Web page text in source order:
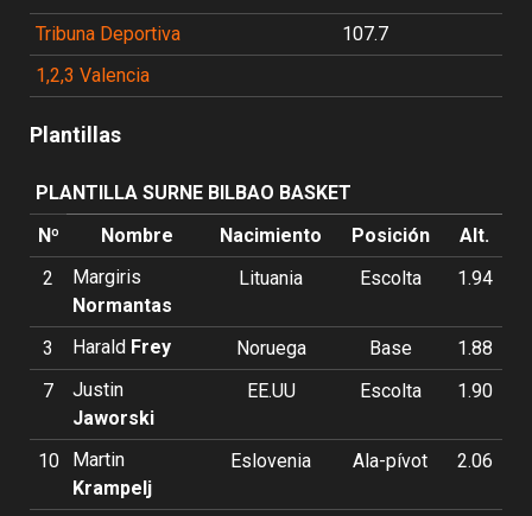
Tribuna Deportiva
107.7
1,2,3 Valencia
Plantillas
PLANTILLA SURNE BILBAO BASKET
Nº
Nombre Nacimiento Posición
Alt.
2
Margiris
Normantas
Lituania Escolta 1.94
3 Harald Frey Noruega Base
1.88
7
Justin
Jaworski
EE.UU Escolta 1.90
10
Martin
Krampelj
Eslovenia Ala-pívot 2.06